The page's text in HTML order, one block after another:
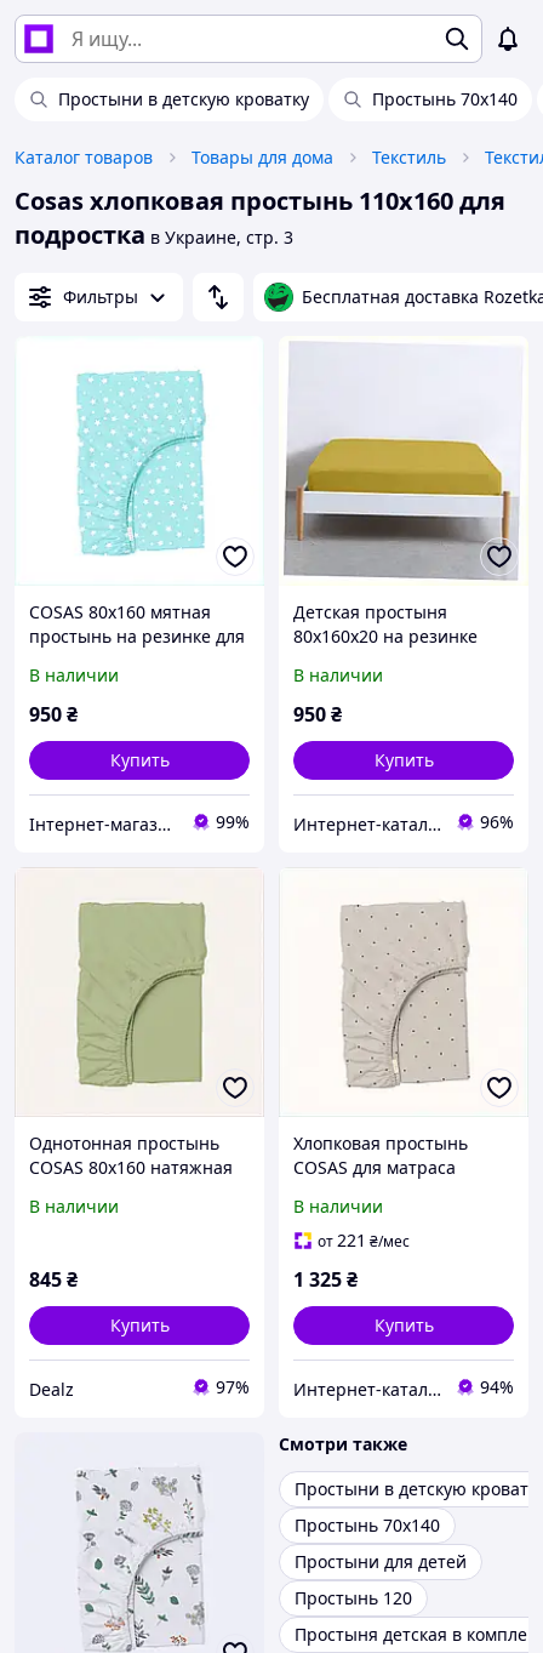
Простыни в детскую кроватку Простынь 70х140
Каталог товаров Товары для дома Текстиль
Cosas хлопковая простынь 110х160 для
подростка в Украине, стр. 3
Фильтры Бесплатная доставка
COSAS 80х160 мятная
простынь на резинке для
856427E2KH
В наличии
950₴
Купить
Інтернет-магазин SaleX 99%
Детская простыня
80х160х20 на резинке
ранфорс 76P932C8C4
В наличии
950₴
Купить
Интернет-ка​талог ски​д​​ок "ХО-РО-ШО!" 96%
Однотонная простынь
COSAS 80х160 натяжная
В наличии
845₴
Купить
Dealz 97%
Хлопковая простынь
COSAS для матраса
8564599BM
В наличии
от221 ₴/мес
1 325₴
Купить
Интернет-каталог скидок "Профит плюс" 94%
Смотри также
Простыни в детскую
Простынь 70х140
Простыни для детей
Простынь 120
Простыня детская в